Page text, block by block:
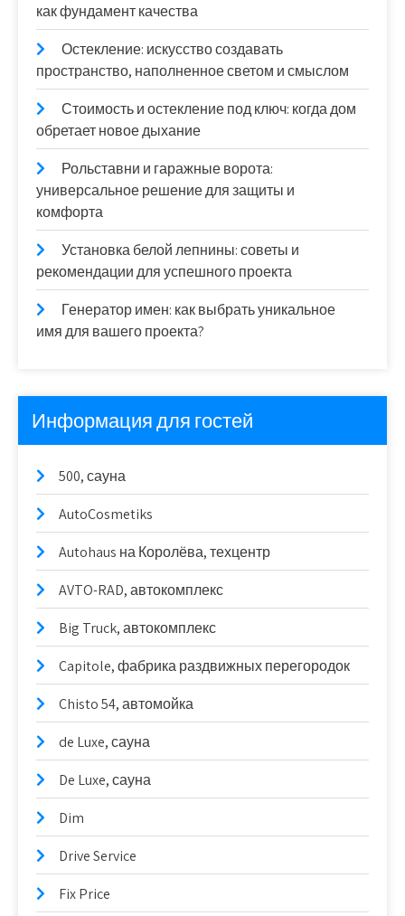
как фундамент качества
Остекление: искусство создавать
пространство, наполненное светом и смыслом
Стоимость и остекление под ключ: когда дом
обретает новое дыхание
Рольставни и гаражные ворота:
универсальное решение для защиты и
комфорта
Установка белой лепнины: советы и
рекомендации для успешного проекта
Генератор имен: как выбрать уникальное
имя для вашего проекта?
Информация для гостей
500, сауна
AutoCosmetiks
Autohaus на Королёва, техцентр
AVTO-RAD, автокомплекс
Big Truck, автокомплекс
Capitole, фабрика раздвижных перегородок
Chisto 54, автомойка
de Luxe, сауна
De Luxe, сауна
Dim
Drive Service
Fix Price